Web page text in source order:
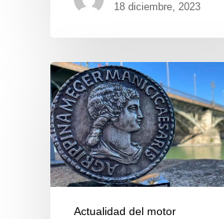
18 diciembre, 2023
Actualidad del motor